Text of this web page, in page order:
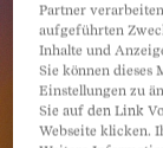
Partner
aufgeführten
Inhalte und
Sie können
Einstellungen zu
Sie auf den Link
Webseite klicken.